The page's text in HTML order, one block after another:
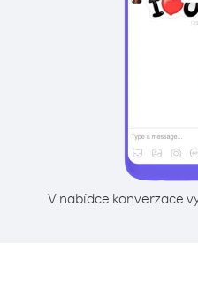
V nabídce konverzace